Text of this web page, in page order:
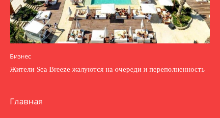
Бизнес
Жители Sea Breeze жалуются на очереди и переполненность
Главная